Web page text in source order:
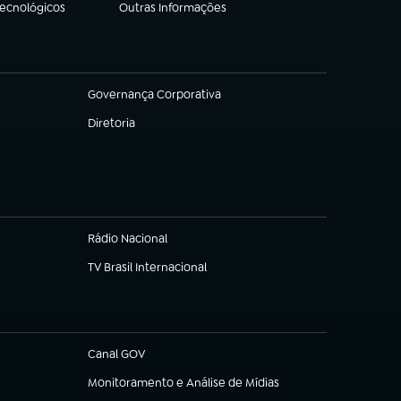
Outras Informações
(abre em nova aba)
Governança Corporativa
(abre em nova aba)
Diretoria
(abre em nova aba)
Rádio Nacional
TV Brasil Internacional
(abre em nova aba)
Canal GOV
(abre em nova aba)
Monitoramento e Análise de Mídias
(abre em nova aba)